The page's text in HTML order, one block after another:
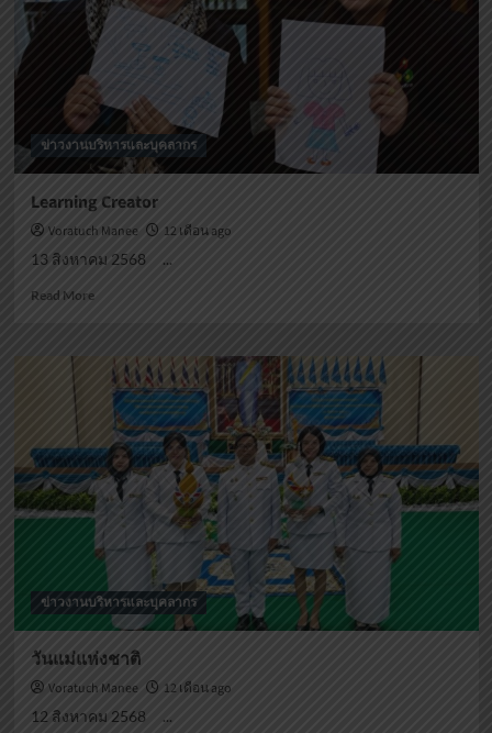
ข่าวงานบริหารและบุคลากร
Learning Creator
Voratuch Manee
12 เดือน ago
13 สิงหาคม 2568 ...
Read MoreRead
Learning
Creator
ข่าวงานบริหารและบุคลากร
วันแม่แห่งชาติ
Voratuch Manee
12 เดือน ago
12 สิงหาคม 2568 ...